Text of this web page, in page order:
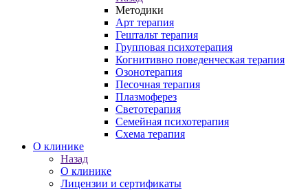
Методики
Арт терапия
Гештальт терапия
Групповая психотерапия
Когнитивно поведенческая терапия
Озонотерапия
Песочная терапия
Плазмоферез
Светотерапия
Семейная психотерапия
Схема терапия
О клинике
Назад
О клинике
Лицензии и сертификаты